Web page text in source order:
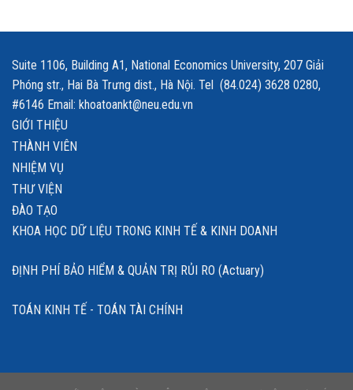
Suite 1106, Building A1, National Economics University, 207 Giải
Phóng str., Hai Bà Trưng dist., Hà Nội. Tel (84.024) 3628 0280,
#6146 Email: khoatoankt@neu.edu.vn
GIỚI THIỆU
THÀNH VIÊN
NHIỆM VỤ
THƯ VIỆN
ĐÀO TẠO
KHOA HỌC DỮ LIỆU TRONG KINH TẾ & KINH DOANH
ĐỊNH PHÍ BẢO HIỂM & QUẢN TRỊ RỦI RO (Actuary)
TOÁN KINH TẾ - TOÁN TÀI CHÍNH